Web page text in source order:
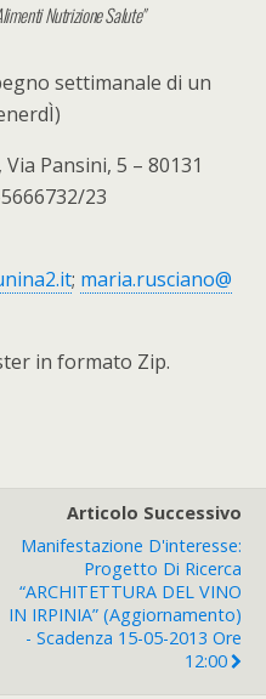
Nutrizione Salute"
settimanale di un
Pansini, 5 – 80131
23
; maria.rusciano@
in formato Zip.
Articolo Successivo
Manifestazione D'interesse:
Progetto Di Ricerca
“ARCHITETTURA DEL VINO
IN IRPINIA” (Aggiornamento)
- Scadenza 15-05-2013 Ore
12:00